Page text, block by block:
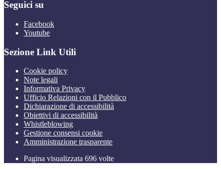
Seguici su
Facebook
Youtube
Sezione Link Utili
Cookie policy
Note legali
Informativa Privacy
Ufficio Relazioni con il Pubblico
Dichiarazione di accessibilità
Obiettivi di accessibilità
Whistleblowing
Gestione consensi cookie
Amministrazione trasparente
Pagina visualizzata 696 volte